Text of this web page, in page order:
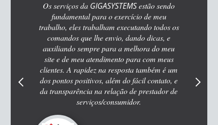
GIGASYSTEMSestão sendo
para o exercício de meu
eles trabalham executando todos os
que lhe envio, dando dicas, e
sempre para a melhora do meu
meu atendimento para com meus
A rapidez na resposta também é um
positivos, além do fácil contato, e
na relação de prestador de
serviços/consumidor.
Nos dia de hoje se
site com o seu cliente é
sistema que funcione sem
modelo de negócio é
GIGASYSTEMS
responsabilidade,